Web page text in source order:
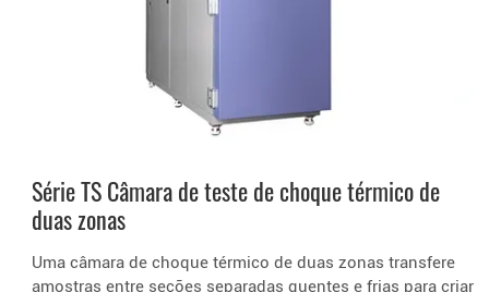
Série TS Câmara de teste de choque térmico de
duas zonas
Uma câmara de choque térmico de duas zonas transfere
amostras entre seções separadas quentes e frias para criar